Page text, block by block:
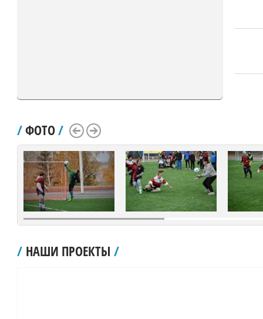
/ФОТО/
Scroll LeftScroll Right
/ НАШИ ПРОЕКТЫ /